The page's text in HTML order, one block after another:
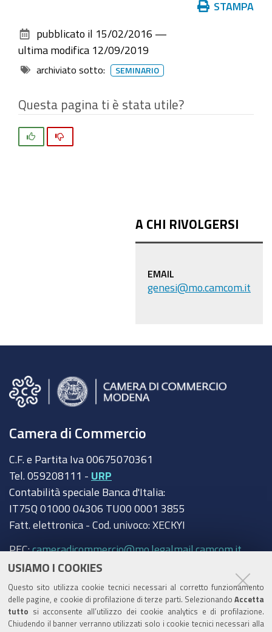
USIAMO I COOKIES
Questo sito utilizza cookie tecnici necessari al corretto funzionamento
delle pagine, e cookie di profilazione di terze parti. Selezionando Accetta
tutto si acconsente all’utilizzo dei cookie analytics e di profilazione.
Chiudendo il banner verranno utilizzati solo i cookie tecnici necessari alla
documento
STAMPA
pubblicato il 15/02/2016 —
ultima modifica 12/09/2019
archiviato sotto: SEMINARIO
Questa pagina ti è stata utile?
A CHI RIVOLGERSI
EMAIL
genesi@mo.camcom.it
Camera di Commercio
C.F. e Partita Iva 00675070361
Tel. 059208111 - URP
Contabilità speciale Banca d'Italia:
IT75Q 01000 04306 TU00 0001 3855
Fatt. elettronica - Cod. univoco: XECKYI
PEC:cameradicommercio@mo.legalmail.camcom.it
Trasparenza
Amministrazione trasparente
Albo Camerale